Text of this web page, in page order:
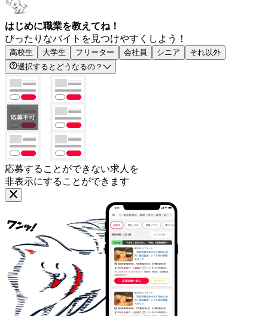
はじめに職業を教えてね！
ぴったりなバイトを見つけやすくしよう！
高校生 大学生 フリーター 会社員 シニア
それ以外
選択するとどうなるの？
応募することができない求人を
非表示にすることができます